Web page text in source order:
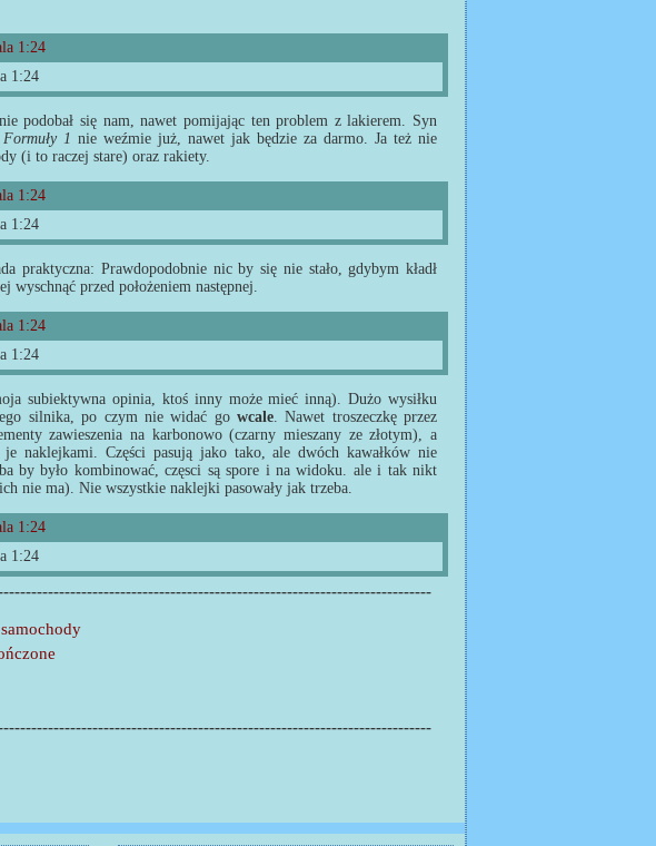
1:24
podobał się nam, nawet pomijając ten problem z lakierem. Syn
Formuły 1 nie weźmie już, nawet jak będzie za darmo. Ja też nie
(i to raczej stare) oraz rakiety.
1:24
praktyczna: Prawdopodobnie nic by się nie stało, gdybym kładł
przed położeniem następnej.
1:24
subiektywna opinia, ktoś inny może mieć inną). Dużo wysiłku
silnika, po czym nie widać go wcale. Nawet troszeczkę przez
zawieszenia na karbonowo (czarny mieszany ze złotym), a
naklejkami. Części pasują jako tako, ale dwóch kawałków nie
by było kombinować, częsci są spore i na widoku. ale i tak nikt
nie ma). Nie wszystkie naklejki pasowały jak trzeba.
1:24
samochody